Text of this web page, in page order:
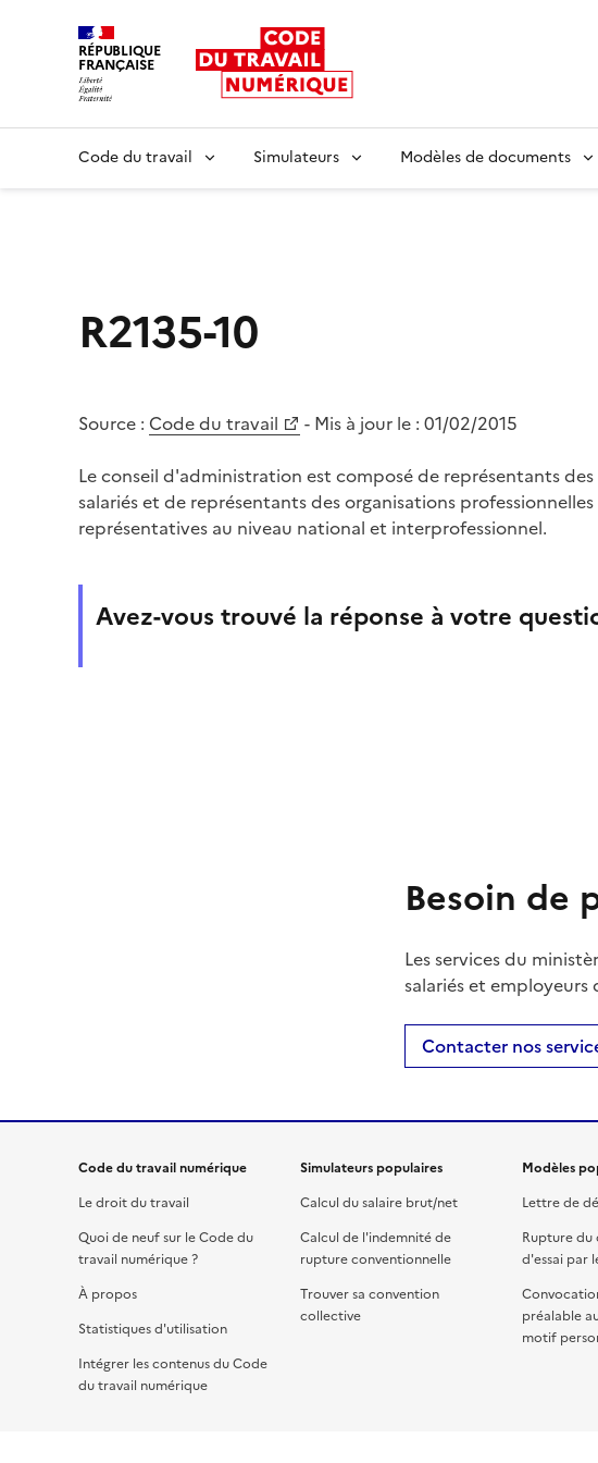
RÉPUBLIQUE
FRANÇAISE
Code du travail Simulateurs Modèles de documents
R2135-10
Source : Code du travail - Mis à jour le : 01/02/2015
Le conseil d'administration est composé de représentants
salariés et de représentants des organisations
représentatives au niveau national et interprofessionnel.
Avez-vous trouvé la réponse à votre
Besoin de
Les services du
salariés et
Contacter nos
Code du travail numérique
Le droit du travail
Quoi de neuf sur le Code du
travail numérique ?
À propos
Statistiques d'utilisation
Intégrer les contenus du Code
du travail numérique
Simulateurs populaires
Calcul du salaire brut/net
Calcul de l'indemnité de
rupture conventionnelle
Trouver sa convention
collective
Modèles
Lettre de
Rupture
d'essai par
préalable
motif